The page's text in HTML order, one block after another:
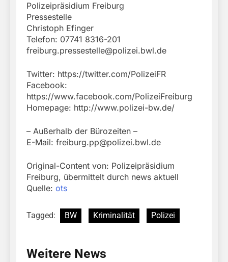
Polizeipräsidium Freiburg
Pressestelle
Christoph Efinger
Telefon: 07741 8316-201
freiburg.pressestelle@polizei.bwl.de
Twitter: https://twitter.com/PolizeiFR
Facebook:
https://www.facebook.com/PolizeiFreiburg
Homepage: http://www.polizei-bw.de/
– Außerhalb der Bürozeiten –
E-Mail: freiburg.pp@polizei.bwl.de
Original-Content von: Polizeipräsidium
Freiburg, übermittelt durch news aktuell
Quelle: ots
Tagged: BW Kriminalität Polizei
Weitere News